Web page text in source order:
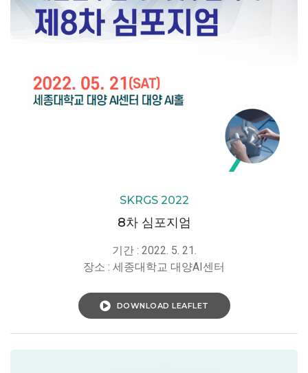
SKRGS 2022
8차 심포지엄
기간 : 2022. 5. 21.
장소 : 세종대학교 대양AI센터
DOWNLOAD LEAFLET